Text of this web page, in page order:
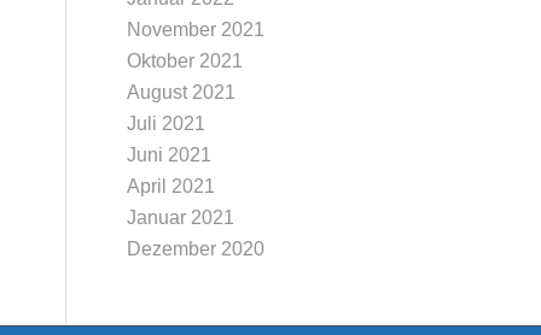
November 2021
Oktober 2021
August 2021
Juli 2021
Juni 2021
April 2021
Januar 2021
Dezember 2020